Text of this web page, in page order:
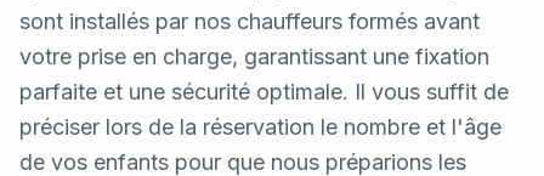
sont installés par nos chauffeurs formés avant
votre prise en charge, garantissant une fixation
parfaite et une sécurité optimale. Il vous suffit de
préciser lors de la réservation le nombre et l'âge
de vos enfants pour que nous préparions les